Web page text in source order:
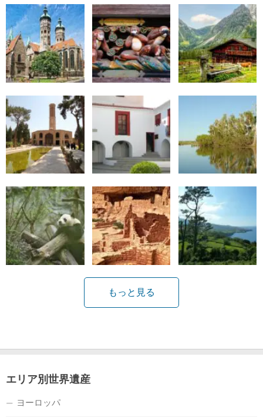
もっと見る
エリア別世界遺産
ヨーロッパ